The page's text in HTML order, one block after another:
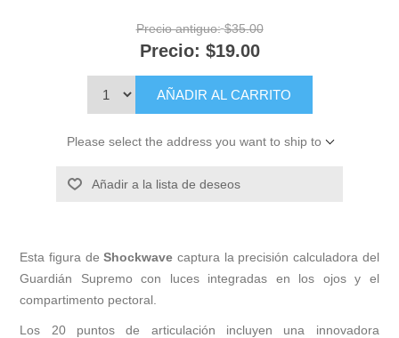
Precio antiguo: $35.00
Precio: $19.00
AÑADIR AL CARRITO
Please select the address you want to ship to
Añadir a la lista de deseos
Esta figura deShockwave captura la precisión calculadora del
Guardián Supremo con luces integradas en los ojos y el
compartimento pectoral.
Los 20 puntos de articulación incluyen una innovadora